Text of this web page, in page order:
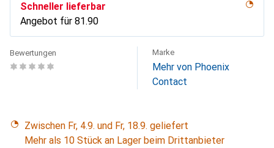
Schneller lieferbar
Angebot für CHF
81.90
Bewertungen Marke
Mehr von Phoenix
Contact
Zwischen Fr, 4.9. und Fr, 18.9. geliefert
Mehr als 10 Stück an Lager beim Drittanbieter